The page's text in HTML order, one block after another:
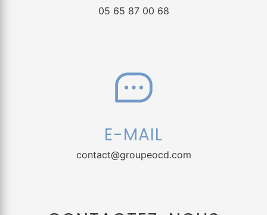
05 65 87 00 68
E-MAIL
contact@groupeocd.com